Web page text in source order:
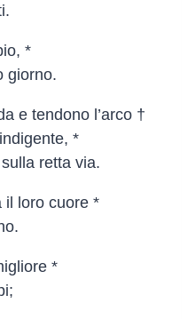
*
giorno.
e tendono l’arco †
*
retta via.
il loro cuore *
*